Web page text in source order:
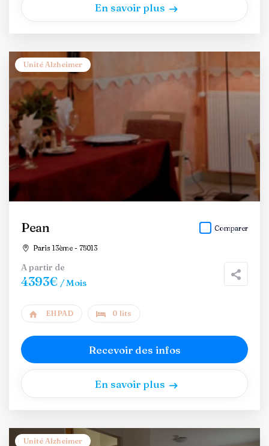
En savoir plus
Unité Alzheimer
Pean
Paris 13ème - 75013
Comparer
A partir de
4393€ / Mois
EHPAD 0 lits
Recevoir des infos
En savoir plus
Unité Alzheimer